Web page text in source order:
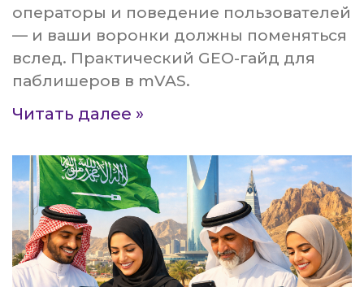
операторы и поведение пользователей
— и ваши воронки должны поменяться
вслед. Практический GEO-гайд для
паблишеров в mVAS.
Читать далее »